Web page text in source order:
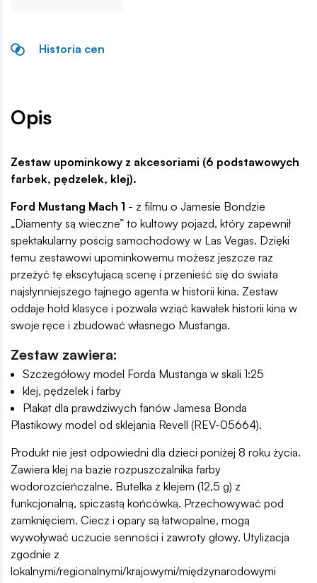
Historia cen
Opis
Zestaw upominkowy z akcesoriami (6 podstawowych
farbek, pędzelek, klej).
Ford Mustang Mach 1 - z filmu o Jamesie Bondzie
„Diamenty są wieczne” to kultowy pojazd, który zapewnił
spektakularny pościg samochodowy w Las Vegas. Dzięki
temu zestawowi upominkowemu możesz jeszcze raz
przeżyć tę ekscytującą scenę i przenieść się do świata
najsłynniejszego tajnego agenta w historii kina. Zestaw
oddaje hołd klasyce i pozwala wziąć kawałek historii kina w
swoje ręce i zbudować własnego Mustanga.
Zestaw zawiera:
Szczegółowy model Forda Mustanga w skali 1:25
klej, pędzelek i farby
Plakat dla prawdziwych fanów Jamesa Bonda
Plastikowy model od sklejania Revell (REV-05664).
Produkt nie jest odpowiedni dla dzieci poniżej 8 roku życia.
Zawiera klej na bazie rozpuszczalnika farby
wodorozcieńczalne. Butelka z klejem (12,5 g) z
funkcjonalną, spiczastą końcówką. Przechowywać pod
zamknięciem. Ciecz i opary są łatwopalne, mogą
wywoływać uczucie senności i zawroty głowy. Utylizacja
zgodnie z
lokalnymi/regionalnymi/krajowymi/międzynarodowymi